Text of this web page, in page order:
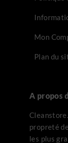
Mon
Plan du
A propos
propreté
les plus